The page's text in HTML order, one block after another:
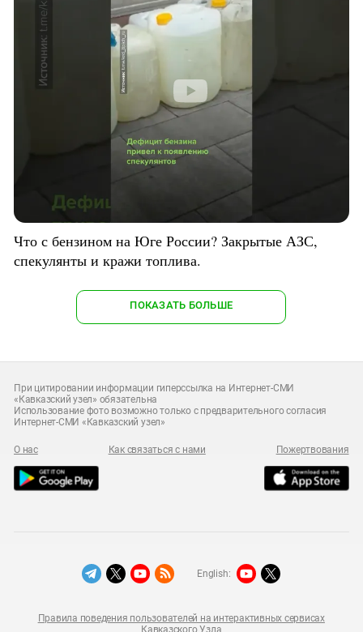
Что с бензином на Юге России? Закрытые АЗС,
спекулянты и кражи топлива.
ПОКАЗАТЬ БОЛЬШЕ
При цитировании информации гиперссылка на Интернет-СМИ
«Кавказский узел» обязательна
Использование фото возможно только с предварительного согласия
Интернет-СМИ «Кавказский узел»
О нас Как связаться с нами Пожертвования
Правила поведения пользователей на интерактивных сервисах
Кавказского Узла
English: